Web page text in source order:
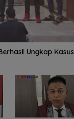
Ungkap Kasus